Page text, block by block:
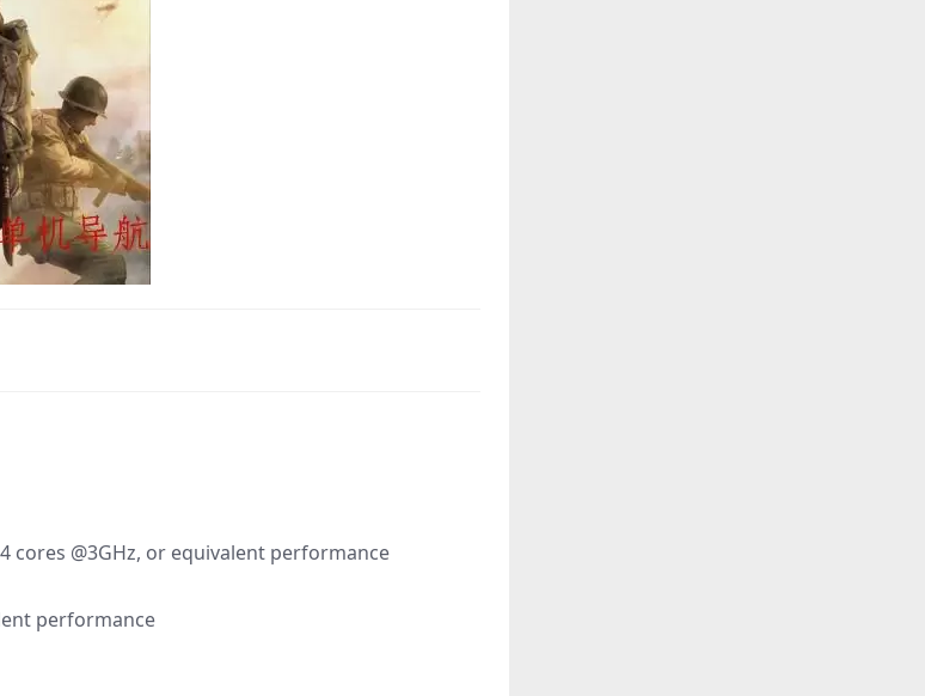
cores @3GHz, or equivalent performance
performance